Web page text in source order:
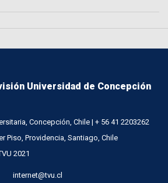
Universidad de Concepción
Concepción, Chile | + 56 41 2203262
Piso, Providencia, Santiago, Chile
2021
internet@tvu.cl